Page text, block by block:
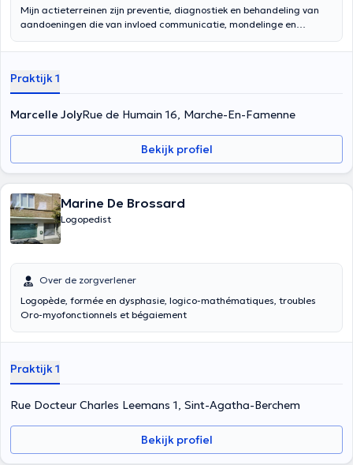
Mijn actieterreinen zijn preventie, diagnostiek en behandeling van
aandoeningen die van invloed communicatie, mondelinge en
door google translate
Praktijk 1
Marcelle JolyRue de Humain 16, Marche-En-Famenne
Bekijk profiel
Marine De Brossard
Logopedist
Over de zorgverlener
Logopède, formée en dysphasie, logico-mathématiques, troubles
Oro-myofonctionnels et bégaiement
Praktijk 1
Rue Docteur Charles Leemans 1, Sint-Agatha-Berchem
Bekijk profiel